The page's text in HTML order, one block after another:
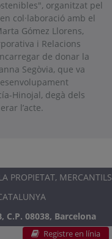
organitzat pel
col·laboració amb el
Gómez Llorens,
i Relacions
de donar la
Segòvia, que va
Hinojal, degà dels
l’acte.
PROPIETAT, MERCANTILS
C.P. 08038, Barcelona
Registre en línia